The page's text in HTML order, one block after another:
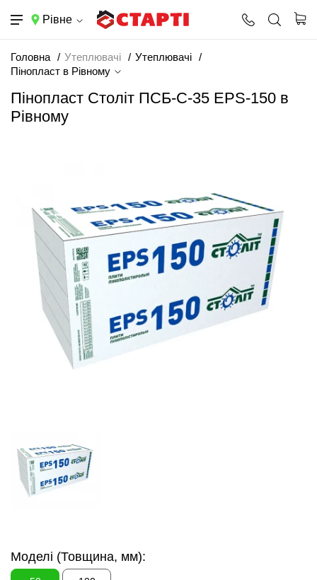
Рівне
Головна Утеплювачі
Утеплювачі
Пінопласт в Рівному
Пінопласт Століт ПСБ-С-35 EPS-150 в
Рівному
Моделі (Товщина, мм):